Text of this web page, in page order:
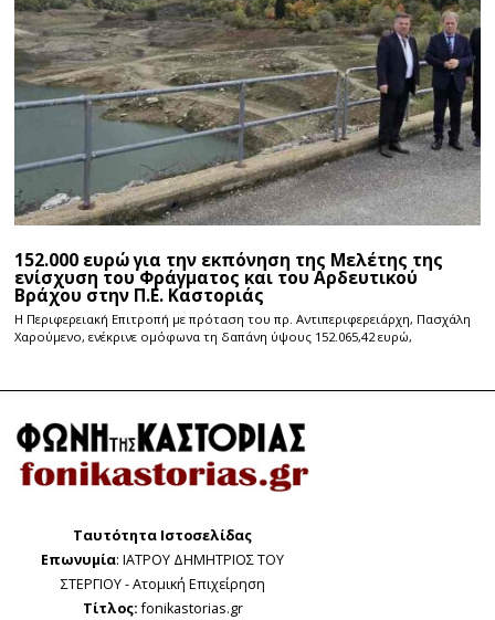
152.000 ευρώ για την εκπόνηση της Μελέτης της
ενίσχυση του Φράγματος και του Αρδευτικού
Βράχου στην Π.Ε. Καστοριάς
Η Περιφερειακή Επιτροπή με πρόταση του πρ. Αντιπεριφερειάρχη, Πασχάλη
Χαρούμενο, ενέκρινε ομόφωνα τη δαπάνη ύψους 152.065,42 ευρώ,
Ταυτότητα Ιστοσελίδας
Επωνυμία: ΙΑΤΡΟΥ ΔΗΜΗΤΡΙΟΣ ΤΟΥ
ΣΤΕΡΓΙΟΥ - Ατομική Επιχείρηση
Τίτλος:fonikastorias.gr